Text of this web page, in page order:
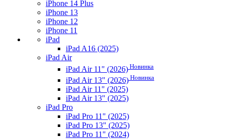
iPhone 14 Plus
iPhone 13
iPhone 12
iPhone 11
iPad
iPad A16 (2025)
iPad Air
iPad Air 11" (2026) Новинка
iPad Air 13" (2026) Новинка
iPad Air 11" (2025)
iPad Air 13" (2025)
iPad Pro
iPad Pro 11" (2025)
iPad Pro 13" (2025)
iPad Pro 11" (2024)